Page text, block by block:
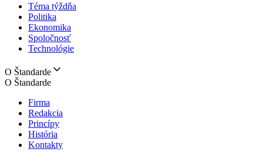
Téma týždňa
Politika
Ekonomika
Spoločnosť
Technológie
O Štandarde
O Štandarde
Firma
Redakcia
Princípy
História
Kontakty